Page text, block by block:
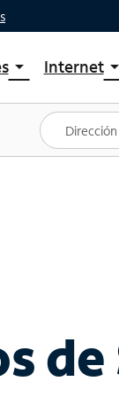
arrow_drop_down
One
ofertas
Internetarrow_drop_down
Planes